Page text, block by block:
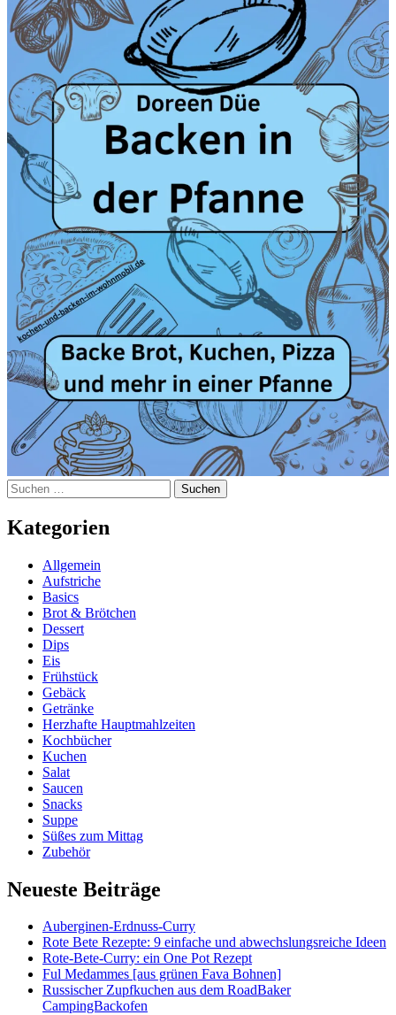
Suchen
nach:
Kategorien
Allgemein
Aufstriche
Basics
Brot & Brötchen
Dessert
Dips
Eis
Frühstück
Gebäck
Getränke
Herzhafte Hauptmahlzeiten
Kochbücher
Kuchen
Salat
Saucen
Snacks
Suppe
Süßes zum Mittag
Zubehör
Neueste Beiträge
Auberginen-Erdnuss-Curry
Rote Bete Rezepte: 9 einfache und abwechslungsreiche Ideen
Rote-Bete-Curry: ein One Pot Rezept
Ful Medammes [aus grünen Fava Bohnen]
Russischer Zupfkuchen aus dem RoadBaker
CampingBackofen